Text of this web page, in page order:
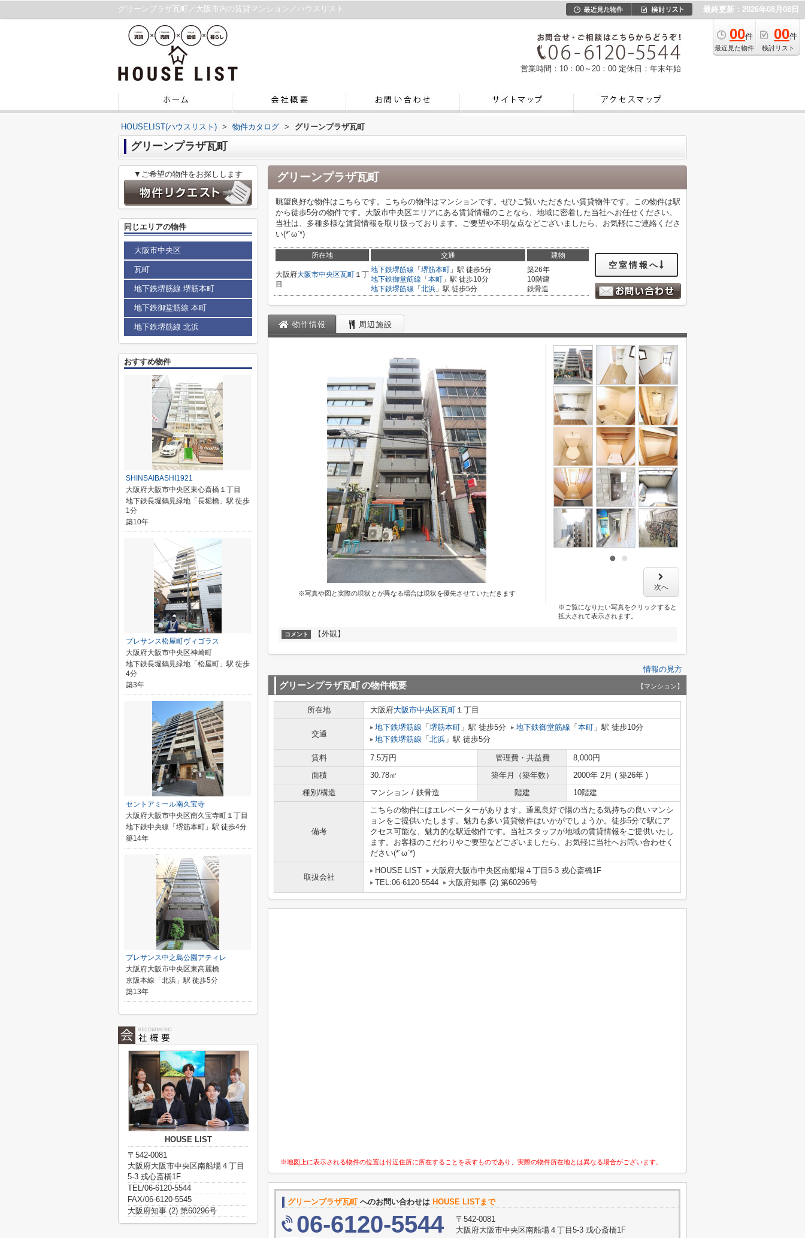
グリーンプラザ瓦町／大阪市内の賃貸マンション／ハウスリスト 最終更新：2026年08月08日
00件
最近見た物件
00件
検討リスト
営業時間：10：00～20：00 定休日：年末年始
HOUSELIST(ハウスリスト) > 物件カタログ > グリーンプラザ瓦町
グリーンプラザ瓦町
グリーンプラザ瓦町
眺望良好な物件はこちらです。こちらの物件はマンションです。ぜひご覧いただきたい賃貸物件です。この物件は駅
から徒歩5分の物件です。大阪市中央区エリアにある賃貸情報のことなら、地域に密着した当社へお任せください。
当社は、多種多様な賃貸情報を取り扱っております。ご要望や不明な点などございましたら、お気軽にご連絡くださ
い(*´ω`*)
所在地 交通 建物
大阪府大阪市中央区瓦町 １丁
目
地下鉄堺筋線 「 堺筋本町 」駅 徒歩5分
地下鉄御堂筋線 「 本町 」駅 徒歩10分
地下鉄堺筋線 「 北浜 」駅 徒歩5分
築26年
10階建
鉄骨造
空室情報へ
物件情報 周辺施設
※写真や図と実際の現状とが異なる場合は現状を優先させていただきます
次へ
※ご覧になりたい写真をクリックすると
拡大されて表示されます。
コメント 【外観】
情報の見方
グリーンプラザ瓦町の物件概要 【マンション】
所在地 大阪府大阪市中央区瓦町 １丁目
交通
地下鉄堺筋線 「 堺筋本町 」駅 徒歩5分 地下鉄御堂筋線 「 本町 」駅 徒歩10分
地下鉄堺筋線 「 北浜 」駅 徒歩5分
賃料 7.5万円 管理費・共益費
8,000円
面積
30.78㎡ 築年月（築年数）
2000年 2月 ( 築26年 )
種別/構造
マンション / 鉄骨造 階建 10階建
備考
こちらの物件にはエレベーターがあります。通風良好で陽の当たる気持ちの良いマンシ
ョンをご提供いたします。魅力も多い賃貸物件はいかがでしょうか。徒歩5分で駅にア
クセス可能な、魅力的な駅近物件です。当社スタッフが地域の賃貸情報をご提供いたし
ます。お客様のこだわりやご要望などございましたら、お気軽に当社へお問い合わせく
ださい(*´ω`*)
取扱会社
HOUSE LIST
大阪府大阪市中央区南船場４丁目5-3 戎心斎橋1F
TEL:06-6120-5544
大阪府知事 (2) 第60296号
※地図上に表示される物件の位置は付近住所に所在することを表すものであり、実際の物件所在地とは異なる場合がございます。
グリーンプラザ瓦町へのお問い合わせは HOUSE LISTまで
06-6120-5544
〒542-0081
大阪府大阪市中央区南船場４丁目5-3 戎心斎橋1F
▼ご希望の物件をお探しします
同じエリアの物件
大阪市中央区
瓦町
地下鉄堺筋線 堺筋本町
地下鉄御堂筋線 本町
地下鉄堺筋線 北浜
おすすめ物件
SHINSAIBASHI1921
大阪府大阪市中央区東心斎橋１丁目
地下鉄長堀鶴見緑地「長堀橋」駅 徒歩
1分
築10年
プレサンス松屋町ヴィゴラス
大阪府大阪市中央区神崎町
地下鉄長堀鶴見緑地「松屋町」駅 徒歩
4分
築3年
セントアミール南久宝寺
大阪府大阪市中央区南久宝寺町１丁目
地下鉄中央線「堺筋本町」駅 徒歩4分
築14年
プレサンス中之島公園アティレ
大阪府大阪市中央区東高麗橋
京阪本線「北浜」駅 徒歩5分
築13年
HOUSE LIST
〒542-0081
大阪府大阪市中央区南船場４丁目
5-3 戎心斎橋1F
TEL/06-6120-5544
FAX/06-6120-5545
大阪府知事 (2) 第60296号